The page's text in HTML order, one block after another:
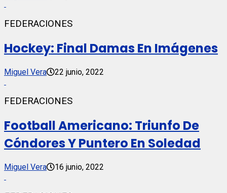
FEDERACIONES
Hockey: Final Damas En Imágenes
Miguel Vera 22 junio, 2022
FEDERACIONES
Football Americano: Triunfo De
Cóndores Y Puntero En Soledad
Miguel Vera 16 junio, 2022